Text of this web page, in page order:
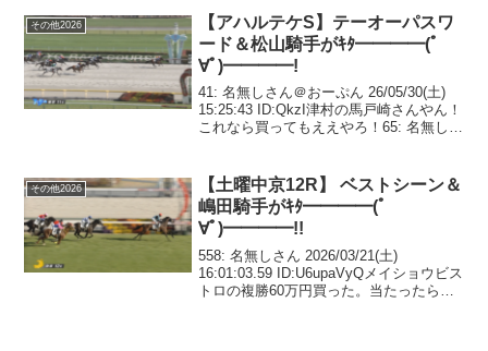
その他2026
【アハルテケS】テーオーパスワ
ード＆松山騎手がｷﾀ━━━━(ﾟ
∀ﾟ)━━━━!
41: 名無しさん＠おーぷん 26/05/30(土)
15:25:43 ID:QkzI津村の馬戸崎さんやん！
これなら買ってもええやろ！65: 名無しさ
その他2026
【土曜中京12R】 ベストシーン＆
嶋田騎手がｷﾀ━━━━(ﾟ
∀ﾟ)━━━━!!
558: 名無しさん 2026/03/21(土)
16:01:03.59 ID:U6upaVyQメイショウビス
トロの複勝60万円買った。当たったら晩